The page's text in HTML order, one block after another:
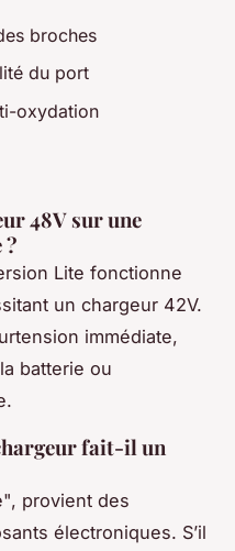
broches
du port
oxydation
48V sur une
?
Lite fonctionne
un chargeur 42V.
immédiate,
batterie ou
fait-il un
provient des
électroniques. S’il